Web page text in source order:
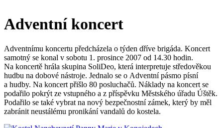
Adventní koncert
Adventnímu koncertu předcházela o týden dříve brigáda. Koncert
samotný se konal v sobotu 1. prosince 2007 od 14.30 hodin.
Na koncertě hrála skupina SoliDeo, která interpretuje středověkou
hudbu na dobové nástroje. Jednalo se o Adventní pásmo písní
a hudby. Na koncert přišlo 80 posluchačů. Náklady na koncert se
podařilo pokrýt ze vstupného a z příspěvku Městského úřadu Úštěk.
Podařilo se také vybrat na nový bezpečnostní zámek, který by měl
zabránit neustálému pronikání vandalů do kostela.